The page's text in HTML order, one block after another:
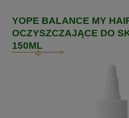
YOPE BALANCE MY
OCZYSZCZAJĄCE DO
150ML